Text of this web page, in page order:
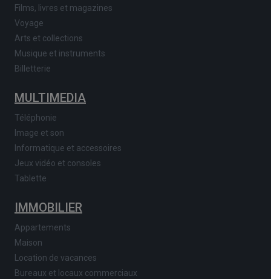
Films, livres et magazines
Voyage
Arts et collections
Musique et instruments
Billetterie
MULTIMEDIA
Téléphonie
Image et son
Informatique et accessoires
Jeux vidéo et consoles
Tablette
IMMOBILIER
Appartements
Maison
Location de vacances
Bureaux et locaux commerciaux